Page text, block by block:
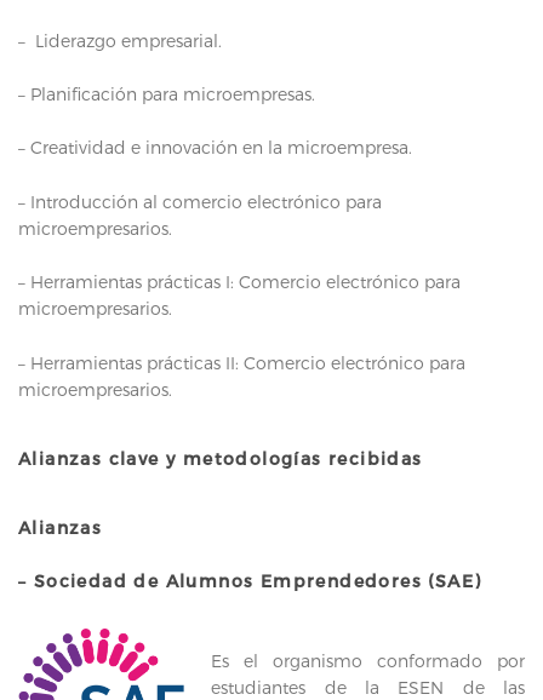
– Liderazgo empresarial.
– Planificación para microempresas.
– Creatividad e innovación en la microempresa.
– Introducción al comercio electrónico para
microempresarios.
– Herramientas prácticas I: Comercio electrónico para
microempresarios.
– Herramientas prácticas II: Comercio electrónico para
microempresarios.
Alianzas clave y metodologías recibidas
Alianzas
– Sociedad de Alumnos Emprendedores (SAE)
Es el organismo conformado por
estudiantes de la ESEN de las